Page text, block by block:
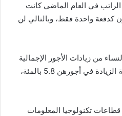
الراتب في العام الماضي كانت
كدفعة واحدة فقط، وبالتالي لن
من زيادات الأجور الإجمالية
بشكل أكبر قليلا، حيث بلغت نسبة الزيادة في أجورهن 5.8 بالمئة،
تكنولوجيا المعلومات